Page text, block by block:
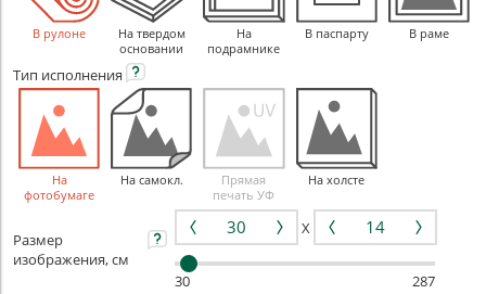
В рулоне
На твердом
основании
На
подрамнике
В паспарту В раме
Тип исполнения
На
фотобумаге
На самокл.
Прямая
печать УФ
На холсте
Размер
изображения, см
X
30
287